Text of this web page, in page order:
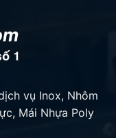
vụ Inox, Nhôm
Mái Nhựa Poly